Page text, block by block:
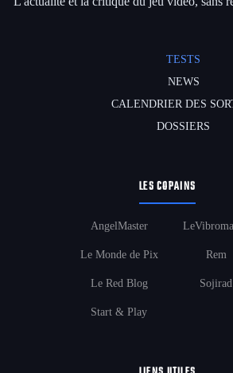
TESTS
NEWS
CALENDRIER DES
DOSSIERS
LES COPAINS
AngelMaster
Le Monde de Pix
Le Red Blog
Start & Play
Rem
Sojirad